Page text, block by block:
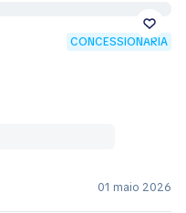
CONCESSIONÁRIA
01 maio 2026